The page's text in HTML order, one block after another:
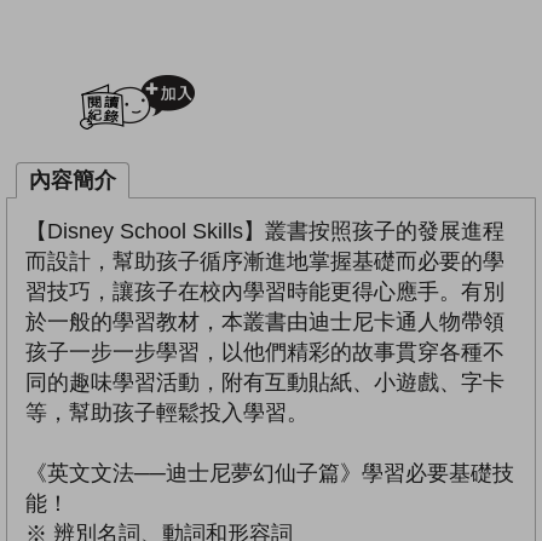
內容簡介
【Disney School Skills】叢書按照孩子的發展進程
而設計，幫助孩子循序漸進地掌握基礎而必要的學
習技巧，讓孩子在校內學習時能更得心應手。有別
於一般的學習教材，本叢書由迪士尼卡通人物帶領
孩子一步一步學習，以他們精彩的故事貫穿各種不
同的趣味學習活動，附有互動貼紙、小遊戲、字卡
等，幫助孩子輕鬆投入學習。
《英文文法──迪士尼夢幻仙子篇》學習必要基礎技
能！
※ 辨別名詞、動詞和形容詞